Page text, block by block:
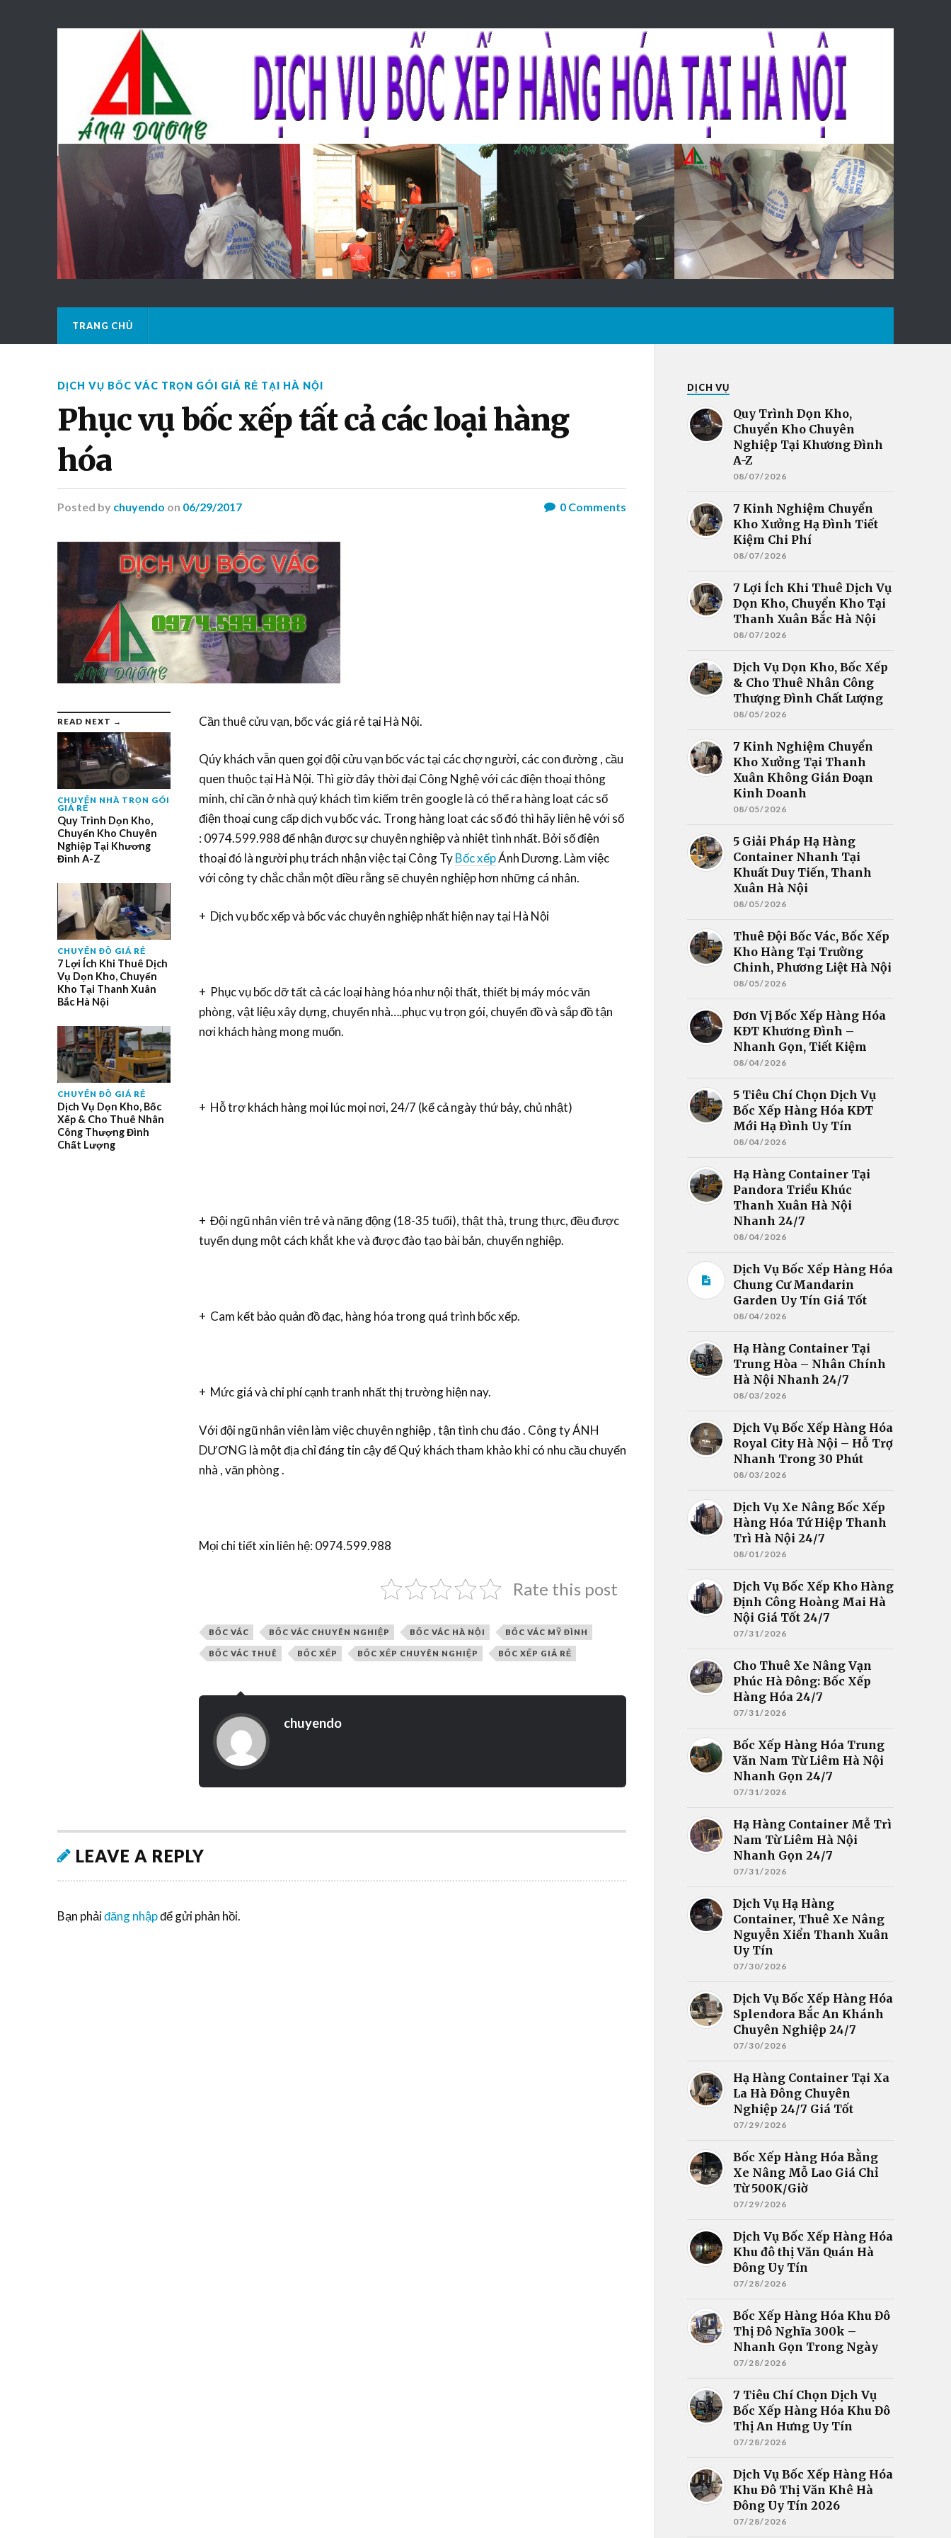
TRANG CHỦ
DỊCH VỤ BỐC VÁC TRỌN GÓI GIÁ RẺ TẠI HÀ NỘI
Phục vụ bốc xếp tất cả các loại hàng
hóa
Posted by chuyendo on 06/29/2017 0Comments
READ NEXT →
CHUYỂN NHÀ TRỌN GÓI
GIÁ RẺ
Quy Trình Dọn Kho,
Chuyển Kho Chuyên
Nghiệp Tại Khương
Đình A-Z
CHUYỂN ĐỒ GIÁ RẺ
7 Lợi Ích Khi Thuê Dịch
Vụ Dọn Kho, Chuyển
Kho Tại Thanh Xuân
Bắc Hà Nội
CHUYỂN ĐỒ GIÁ RẺ
Dịch Vụ Dọn Kho, Bốc
Xếp & Cho Thuê Nhân
Công Thượng Đình
Chất Lượng
Cần thuê cửu vạn, bốc vác giá rẻ tại Hà Nội.
Qúy khách vẫn quen gọi đội cửu vạn bốc vác tại các chợ người, các con đường , cầu
quen thuộc tại Hà Nội. Thì giờ đây thời đại Công Nghệ với các điện thoại thông
minh, chỉ cần ở nhà quý khách tìm kiếm trên google là có thể ra hàng loạt các số
điện thoại cung cấp dịch vụ bốc vác. Trong hàng loạt các số đó thì hãy liên hệ với số
: 0974.599.988 để nhận được sự chuyên nghiệp và nhiệt tình nhất. Bởi số điện
thoại đó là người phụ trách nhận việc tại Công TyBốc xếpÁnh Dương. Làm việc
với công ty chắc chắn một điều rằng sẽ chuyên nghiệp hơn những cá nhân.
+ Dịch vụ bốc xếp và bốc vác chuyên nghiệp nhất hiện nay tại Hà Nội
+ Phục vụ bốc dỡ tất cả các loại hàng hóa như nội thất, thiết bị máy móc văn
phòng, vật liệu xây dựng, chuyển nhà….phục vụ trọn gói, chuyển đồ và sắp đồ tận
nơi khách hàng mong muốn.
+ Hỗ trợ khách hàng mọi lúc mọi nơi, 24/7 (kể cả ngày thứ bảy, chủ nhật)
+ Đội ngũ nhân viên trẻ và năng động (18-35 tuổi), thật thà, trung thực, đều được
tuyển dụng một cách khắt khe và được đào tạo bài bản, chuyển nghiệp.
+ Cam kết bảo quản đồ đạc, hàng hóa trong quá trình bốc xếp.
+ Mức giá và chi phí cạnh tranh nhất thị trường hiện nay.
Với đội ngũ nhân viên làm việc chuyên nghiệp , tận tình chu đáo . Công ty ÁNH
DƯƠNG là một địa chỉ đáng tin cậy để Quý khách tham khảo khi có nhu cầu chuyển
nhà , văn phòng .
Mọi chi tiết xin liên hệ: 0974.599.988
Rate this post
BỐC VÁC BỐC VÁC CHUYÊN NGHIỆP BỐC VÁC HÀ NỘI BỐC VÁC MỸ ĐÌNH
BỐC VÁC THUÊ BỐC XẾP BỐC XẾP CHUYÊN NGHIỆP BỐC XẾP GIÁ RẺ
chuyendo
LEAVE A REPLY
Bạn phảiđăng nhậpđể gửi phản hồi.
DỊCH VỤ
Quy Trình Dọn Kho,
Chuyển Kho Chuyên
Nghiệp Tại Khương Đình
A-Z
08/07/2026
7 Kinh Nghiệm Chuyển
Kho Xưởng Hạ Đình Tiết
Kiệm Chi Phí
08/07/2026
7 Lợi Ích Khi Thuê Dịch Vụ
Dọn Kho, Chuyển Kho Tại
Thanh Xuân Bắc Hà Nội
08/07/2026
Dịch Vụ Dọn Kho, Bốc Xếp
& Cho Thuê Nhân Công
Thượng Đình Chất Lượng
08/05/2026
7 Kinh Nghiệm Chuyển
Kho Xưởng Tại Thanh
Xuân Không Gián Đoạn
Kinh Doanh
08/05/2026
5 Giải Pháp Hạ Hàng
Container Nhanh Tại
Khuất Duy Tiến, Thanh
Xuân Hà Nội
08/05/2026
Thuê Đội Bốc Vác, Bốc Xếp
Kho Hàng Tại Trường
Chinh, Phương Liệt Hà Nội
08/05/2026
Đơn Vị Bốc Xếp Hàng Hóa
KĐT Khương Đình –
Nhanh Gọn, Tiết Kiệm
08/04/2026
5 Tiêu Chí Chọn Dịch Vụ
Bốc Xếp Hàng Hóa KĐT
Mới Hạ Đình Uy Tín
08/04/2026
Hạ Hàng Container Tại
Pandora Triều Khúc
Thanh Xuân Hà Nội
Nhanh 24/7
08/04/2026
Dịch Vụ Bốc Xếp Hàng Hóa
Chung Cư Mandarin
Garden Uy Tín Giá Tốt
08/04/2026
Hạ Hàng Container Tại
Trung Hòa – Nhân Chính
Hà Nội Nhanh 24/7
08/03/2026
Dịch Vụ Bốc Xếp Hàng Hóa
Royal City Hà Nội – Hỗ Trợ
Nhanh Trong 30 Phút
08/03/2026
Dịch Vụ Xe Nâng Bốc Xếp
Hàng Hóa Tứ Hiệp Thanh
Trì Hà Nội 24/7
08/01/2026
Dịch Vụ Bốc Xếp Kho Hàng
Định Công Hoàng Mai Hà
Nội Giá Tốt 24/7
07/31/2026
Cho Thuê Xe Nâng Vạn
Phúc Hà Đông: Bốc Xếp
Hàng Hóa 24/7
07/31/2026
Bốc Xếp Hàng Hóa Trung
Văn Nam Từ Liêm Hà Nội
Nhanh Gọn 24/7
07/31/2026
Hạ Hàng Container Mễ Trì
Nam Từ Liêm Hà Nội
Nhanh Gọn 24/7
07/31/2026
Dịch Vụ Hạ Hàng
Container, Thuê Xe Nâng
Nguyễn Xiển Thanh Xuân
Uy Tín
07/30/2026
Dịch Vụ Bốc Xếp Hàng Hóa
Splendora Bắc An Khánh
Chuyên Nghiệp 24/7
07/30/2026
Hạ Hàng Container Tại Xa
La Hà Đông Chuyên
Nghiệp 24/7 Giá Tốt
07/29/2026
Bốc Xếp Hàng Hóa Bằng
Xe Nâng Mỗ Lao Giá Chỉ
Từ 500K/Giờ
07/29/2026
Dịch Vụ Bốc Xếp Hàng Hóa
Khu đô thị Văn Quán Hà
Đông Uy Tín
07/28/2026
Bốc Xếp Hàng Hóa Khu Đô
Thị Đô Nghĩa 300k –
Nhanh Gọn Trong Ngày
07/28/2026
7 Tiêu Chí Chọn Dịch Vụ
Bốc Xếp Hàng Hóa Khu Đô
Thị An Hưng Uy Tín
07/28/2026
Dịch Vụ Bốc Xếp Hàng Hóa
Khu Đô Thị Văn Khê Hà
Đông Uy Tín 2026
07/28/2026